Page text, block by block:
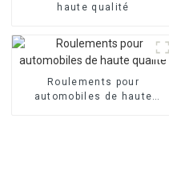
haute qualité
Roulements pour
automobiles de haute